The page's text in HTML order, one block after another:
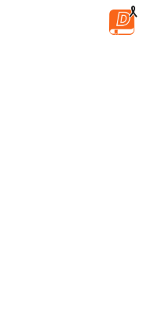
ข้ามไปยังเนื้อหาหลัก